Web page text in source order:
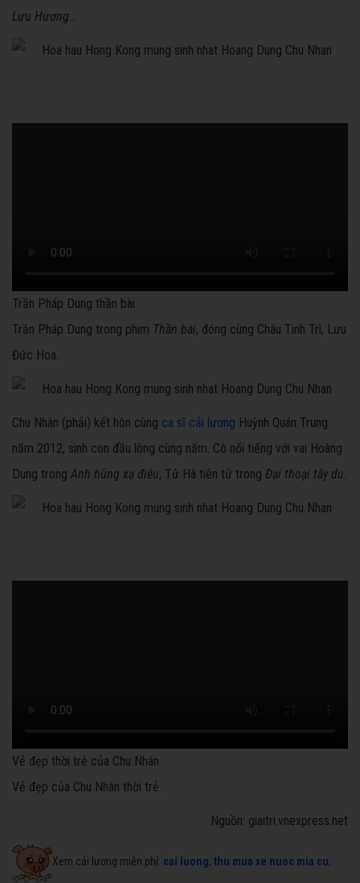
Lưu Hương...
Trần Pháp Dung thần bài
Trần Pháp Dung trong phim Thần bài, đóng cùng Châu Tinh Trì, Lưu
Đức Hoa.
Chu Nhân (phải) kết hôn cùng ca sĩ cải lương Huỳnh Quán Trung
năm 2012, sinh con đầu lòng cùng năm. Cô nổi tiếng với vai Hoàng
Dung trong Anh hùng xạ điêu, Tử Hà tiên tử trong Đại thoại tây du.
Vẻ đẹp thời trẻ của Chu Nhân
Vẻ đẹp của Chu Nhân thời trẻ.
Nguồn: giaitri.vnexpress.net
Xem cải lương miễn phí: cai luong, thu mua xe nuoc mia cu,